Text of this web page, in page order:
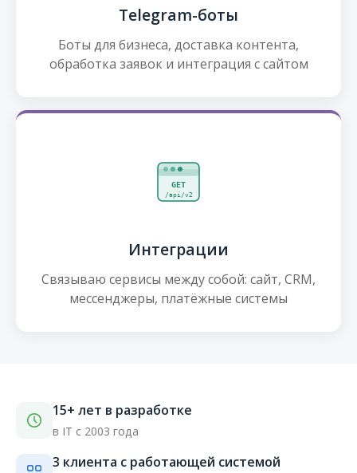
Telegram-боты
Боты для бизнеса, доставка контента,
обработка заявок и интеграция с сайтом
GET
/api/v2
Интеграции
Связываю сервисы между собой: сайт, CRM,
мессенджеры, платёжные системы
15+ лет в разработке
в IT с 2003 года
3 клиента с работающей системой